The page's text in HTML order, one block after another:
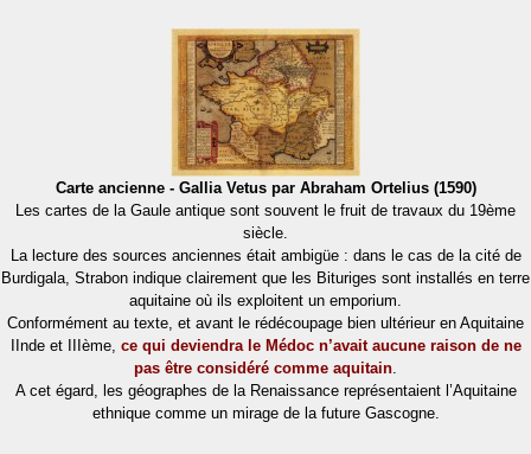
Carte ancienne - Gallia Vetus par Abraham Ortelius (1590)
Les cartes de la Gaule antique sont souvent le fruit de travaux du 19ème
siècle.
La lecture des sources anciennes était ambigüe : dans le cas de la cité de
Burdigala, Strabon indique clairement que les Bituriges sont installés en terre
aquitaine où ils exploitent un emporium.
Conformément au texte, et avant le rédécoupage bien ultérieur en Aquitaine
IInde et IIIème, ce qui deviendra le Médoc n’avait aucune raison de ne
pas être considéré comme aquitain.
A cet égard, les géographes de la Renaissance représentaient l’Aquitaine
ethnique comme un mirage de la future Gascogne.